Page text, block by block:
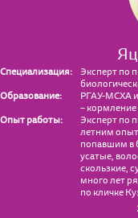
Специализация:
Эксперт по
Образование:
РГАУ-МСХА
–
Опыт работы:
Эксперт по
летним
попавшим в
усатые,
скользкие,
много лет
по кличке